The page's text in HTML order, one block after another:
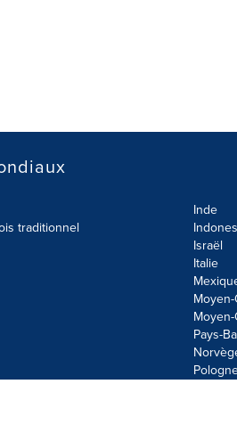
traditionnel
Inde
Israël
Italie
Pays-